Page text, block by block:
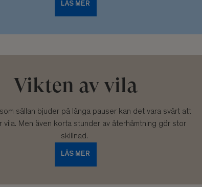
LÄS MER
Vikten av vila
som sällan bjuder på långa pauser kan det vara svårt att
vila. Men även korta stunder av återhämtning gör stor
skillnad.
LÄS MER